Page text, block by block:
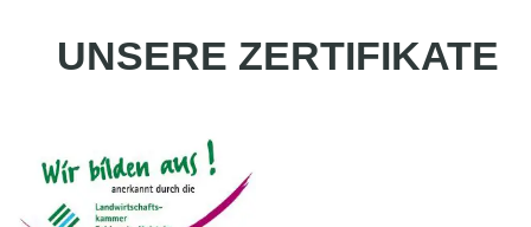
UNSERE ZERTIFIKATE